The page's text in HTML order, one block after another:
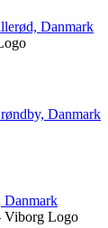
Danmark
Danmark
Danmark